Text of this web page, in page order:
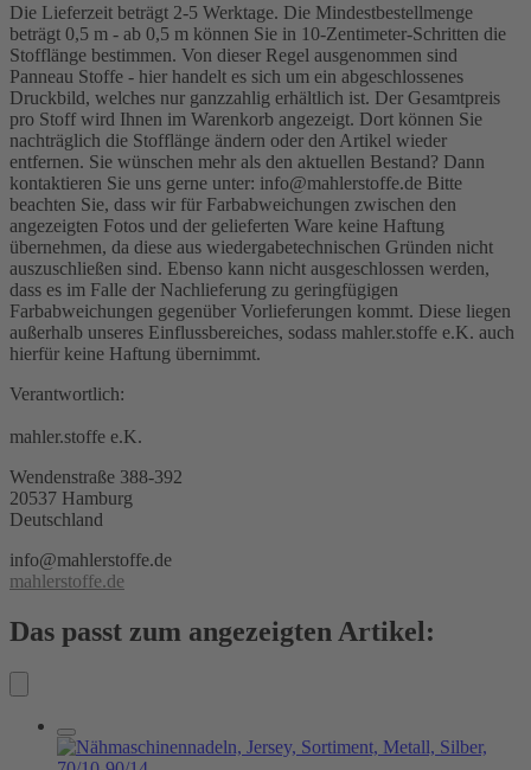
Die Lieferzeit beträgt 2-5 Werktage. Die Mindestbestellmenge
beträgt 0,5 m - ab 0,5 m können Sie in 10-Zentimeter-Schritten die
Stofflänge bestimmen. Von dieser Regel ausgenommen sind
Panneau Stoffe - hier handelt es sich um ein abgeschlossenes
Druckbild, welches nur ganzzahlig erhältlich ist. Der Gesamtpreis
pro Stoff wird Ihnen im Warenkorb angezeigt. Dort können Sie
nachträglich die Stofflänge ändern oder den Artikel wieder
entfernen. Sie wünschen mehr als den aktuellen Bestand? Dann
kontaktieren Sie uns gerne unter: info@mahlerstoffe.de Bitte
beachten Sie, dass wir für Farbabweichungen zwischen den
angezeigten Fotos und der gelieferten Ware keine Haftung
übernehmen, da diese aus wiedergabetechnischen Gründen nicht
auszuschließen sind. Ebenso kann nicht ausgeschlossen werden,
dass es im Falle der Nachlieferung zu geringfügigen
Farbabweichungen gegenüber Vorlieferungen kommt. Diese liegen
außerhalb unseres Einflussbereiches, sodass mahler.stoffe e.K. auch
hierfür keine Haftung übernimmt.
Verantwortlich:
mahler.stoffe e.K.
Wendenstraße 388-392
20537 Hamburg
Deutschland
info@mahlerstoffe.de
mahlerstoffe.de
Das passt zum angezeigten Artikel: